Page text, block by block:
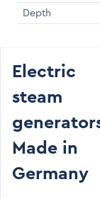
Depth
Electric
steam
Made in
Germany